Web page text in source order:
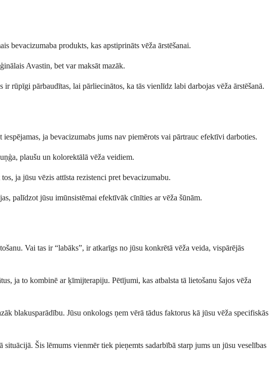
bevacizumaba produkts, kas apstiprināts vēža ārstēšanai.
Avastin, bet var maksāt mazāk.
ir rūpīgi pārbaudītas, lai pārliecinātos, ka tās vienlīdz labi darbojas vēža ārstēšanā.
ja bevacizumabs jums nav piemērots vai pārtrauc efektīvi darboties.
plaušu un kolorektālā vēža veidiem.
ja jūsu vēzis attīsta rezistenci pret bevacizumabu.
palīdzot jūsu imūnsistēmai efektīvāk cīnīties ar vēža šūnām.
Vai tas ir “labāks”, ir atkarīgs no jūsu konkrētā vēža veida, vispārējās
ja to kombinē ar ķīmijterapiju. Pētījumi, kas atbalsta tā lietošanu šajos vēža
blakusparādību. Jūsu onkologs ņem vērā tādus faktorus kā jūsu vēža specifiskās
Šis lēmums vienmēr tiek pieņemts sadarbībā starp jums un jūsu veselības